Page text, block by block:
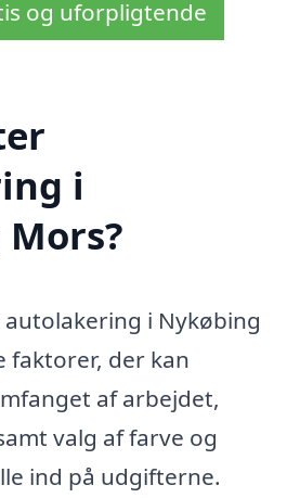
og uforpligtende
i
i Nykøbing
faktorer, der kan
af arbejdet,
valg af farve og
ind på udgifterne.